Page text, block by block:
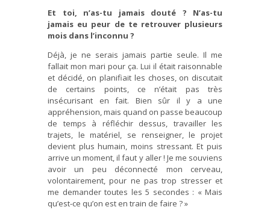
Et toi, n’as-tu jamais douté ? N’as-tu
jamais eu peur de te retrouver plusieurs
mois dans l’inconnu ?
Déjà, je ne serais jamais partie seule. Il me
fallait mon mari pour ça. Lui il était raisonnable
et décidé, on planifiait les choses, on discutait
de certains points, ce n’était pas très
insécurisant en fait. Bien sûr il y a une
appréhension, mais quand on passe beaucoup
de temps à réfléchir dessus, travailler les
trajets, le matériel, se renseigner, le projet
devient plus humain, moins stressant. Et puis
arrive un moment, il faut y aller ! Je me souviens
avoir un peu déconnecté mon cerveau,
volontairement, pour ne pas trop stresser et
me demander toutes les 5 secondes : « Mais
qu’est-ce qu’on est en train de faire ? »